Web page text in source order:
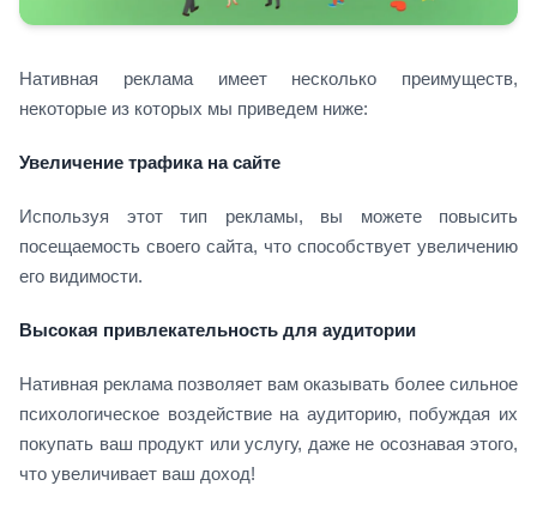
Нативная реклама имеет несколько преимуществ,
некоторые из которых мы приведем ниже:
Увеличение трафика на сайте
Используя этот тип рекламы, вы можете повысить
посещаемость своего сайта, что способствует увеличению
его видимости.
Высокая привлекательность для аудитории
Нативная реклама позволяет вам оказывать более сильное
психологическое воздействие на аудиторию, побуждая их
покупать ваш продукт или услугу, даже не осознавая этого,
что увеличивает ваш доход!